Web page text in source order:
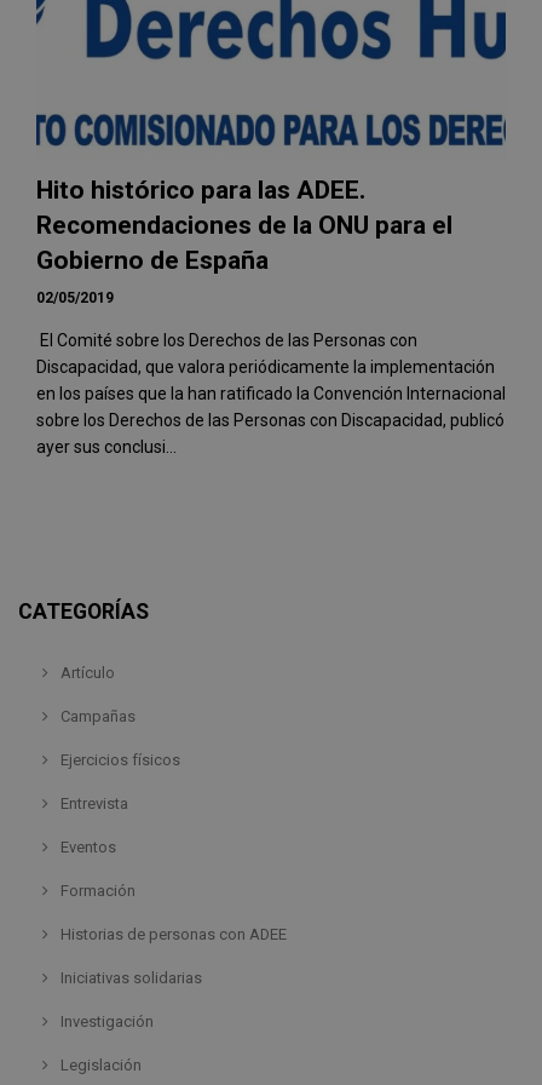
Hito histórico para las ADEE.
Recomendaciones de la ONU para el
Gobierno de España
02/05/2019
El Comité sobre los Derechos de las Personas con
Discapacidad, que valora periódicamente la implementación
en los países que la han ratificado la Convención Internacional
sobre los Derechos de las Personas con Discapacidad, publicó
ayer sus conclusi...
CATEGORÍAS
Artículo
Campañas
Ejercicios físicos
Entrevista
Eventos
Formación
Historias de personas con ADEE
Iniciativas solidarias
Investigación
Legislación